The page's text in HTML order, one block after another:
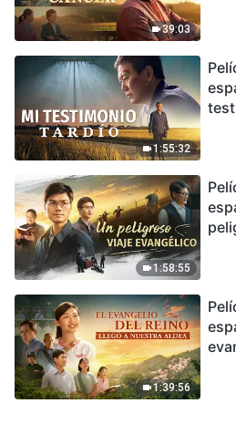
39:03
1:55:32
1:58:55
1:39:56